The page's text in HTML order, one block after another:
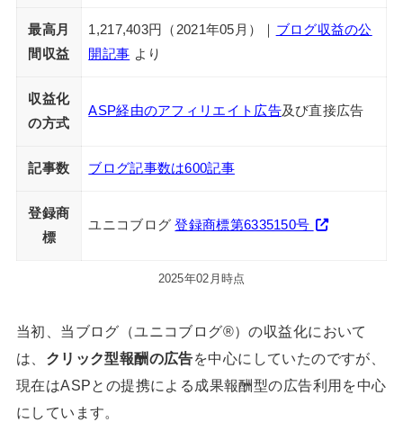
最高月
間収益
1,217,403円（2021年05月）｜ ブログ収益の公
開記事 より
収益化
の方式
ASP経由のアフィリエイト広告及び直接広告
記事数 ブログ記事数は600記事
登録商
標
ユニコブログ登録商標第6335150号
2025年02月時点
当初、当ブログ（ユニコブログ®）の収益化において
は、 クリック型報酬の広告を中心にしていたのですが、
現在はASPとの提携による成果報酬型の広告利用を中心
にしています。